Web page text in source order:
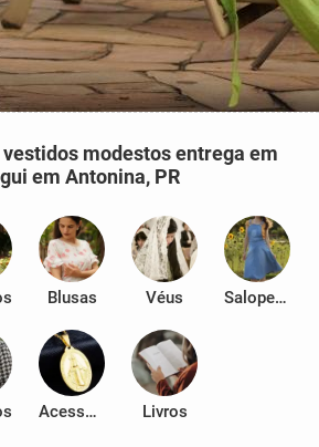
modestos entrega em
em Antonina, PR
Blusas Véus Salopetes
Acessórios Livros